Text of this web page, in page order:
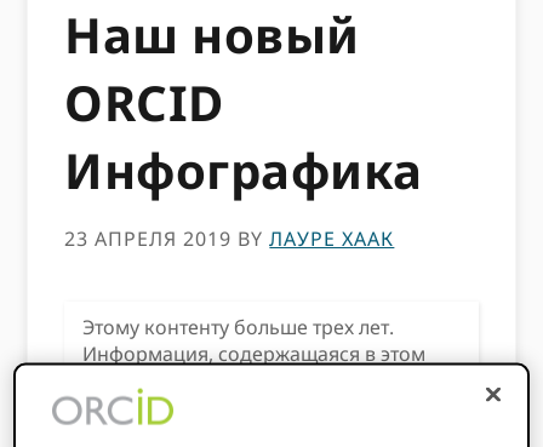
Наш новый
ORCID
Инфографика
23 АПРЕЛЯ 2019 BYЛАУРЕ ХААК
Этому контенту больше трех лет.
Информация, содержащаяся в этом